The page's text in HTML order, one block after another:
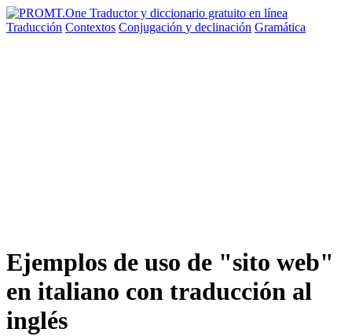
Traducción Contextos Conjugación y declinación Gramática
Ejemplos de uso de "sito web"
en italiano con traducción al
inglés